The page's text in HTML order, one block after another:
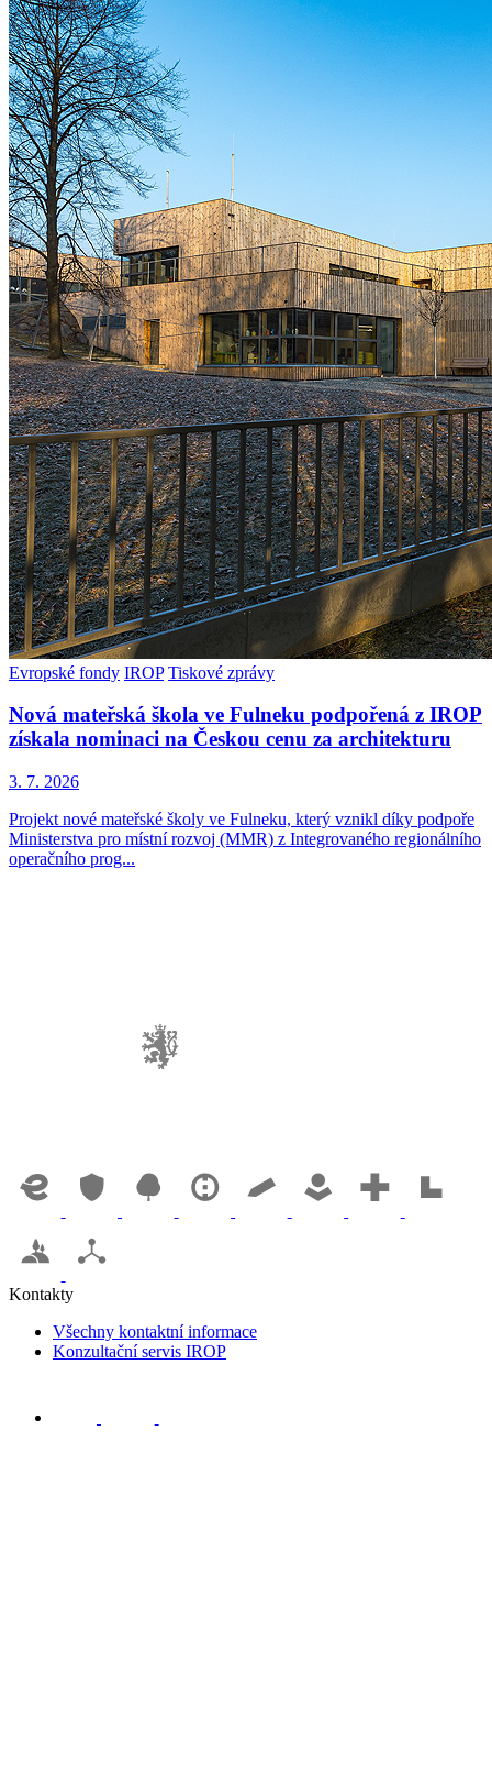
Evropské fondy IROP Tiskové zprávy
Nová mateřská škola ve Fulneku podpořená z IROP
získala nominaci na Českou cenu za architekturu
3. 7. 2026
Projekt nové mateřské školy ve Fulneku, který vznikl díky podpoře
Ministerstva pro místní rozvoj (MMR) z Integrovaného regionálního
operačního prog...
Kontakty
Všechny kontaktní informace
Konzultační servis IROP